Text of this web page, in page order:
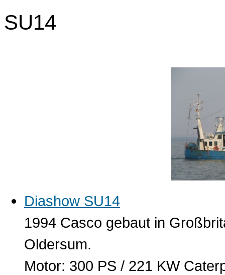
SU14
Diashow SU14
1994 Casco gebaut in
Oldersum.
Motor: 300 PS / 221 KW